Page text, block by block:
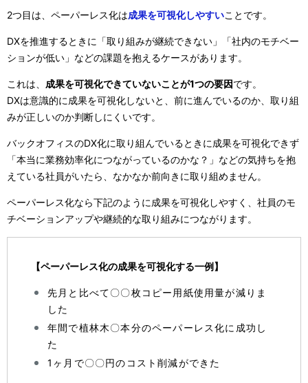
2つ目は、ペーパーレス化は成果を可視化しやすいことです。
DXを推進するときに「取り組みが継続できない」「社内のモチベー
ションが低い」などの課題を抱えるケースがあります。
これは、 成果を可視化できていないことが1つの要因です。
DXは意識的に成果を可視化しないと、前に進んでいるのか、取り組
みが正しいのか判断しにくいです。
バックオフィスのDX化に取り組んでいるときに成果を可視化できず
「本当に業務効率化につながっているのかな？」などの気持ちを抱
えている社員がいたら、なかなか前向きに取り組めません。
ペーパーレス化なら下記のように成果を可視化しやすく、社員のモ
チベーションアップや継続的な取り組みにつながります。
【ペーパーレス化の成果を可視化する一例】
先月と比べて〇〇枚コピー用紙使用量が減りま
した
年間で植林木〇本分のペーパーレス化に成功し
た
1ヶ月で〇〇円のコスト削減ができた